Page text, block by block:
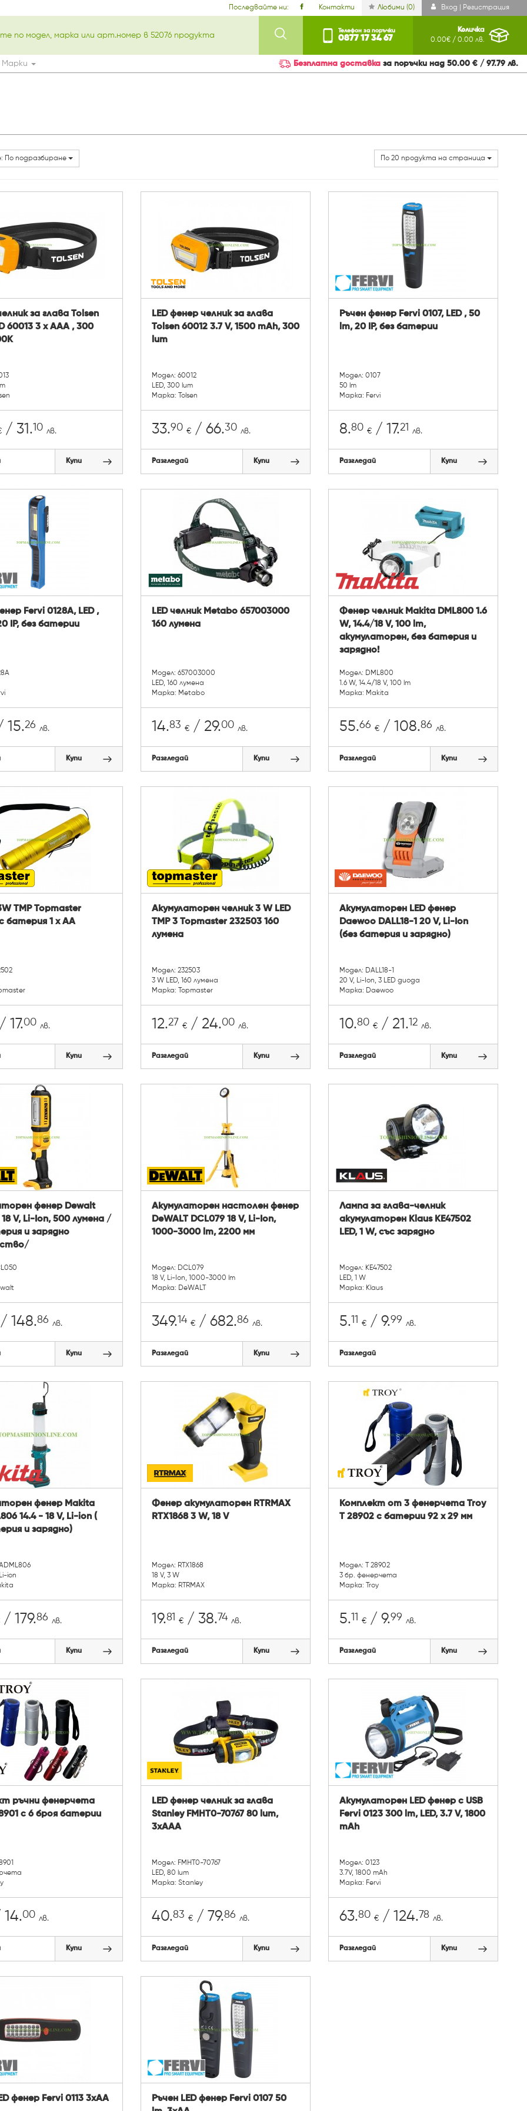
Последвайте ни: Контакти Любими (0) Вход | Регистрация
Телефон за поръчки
0877 17 34 67
Количка
0.00€ / 0.00 лв.
Марки Безплатна доставка за поръчки над 50.00 € / 97.79 лв.
По подразбиране По 20 продукта на страница
за глава Tolsen
60013 3 х AAA , 300
/ 31.10 лв.
Купи
LED фенер челник за глава
Tolsen 60012 3.7 V, 1500 mAh, 300
lum
Модел: 60012
LED, 300 lum
Марка: Tolsen
33.90 €/ 66.30 лв.
Разгледай Купи
Ръчен фенер Fervi 0107, LED , 50
lm, 20 IP, без батерии
Модел: 0107
50 lm
Марка: Fervi
8.80 € / 17.21 лв.
Разгледай Купи
Fervi 0128A, LED ,
IP, без батерии
26 лв.
Купи
LED челник Metabo 657003000
160 лумена
Модел: 657003000
LED, 160 лумена
Марка: Metabo
14.83 €/ 29.00 лв.
Разгледай Купи
Фенер челник Makita DML800 1.6
W, 14.4/18 V, 100 lm,
акумулаторен, без батерия и
зарядно!
Модел: DML800
1.6 W, 14.4/18 V, 100 lm
Марка: Makita
55.66 € / 108.86 лв.
Разгледай Купи
TMP Topmaster
батерия 1 x AA
17.00 лв.
Купи
Акумулаторен челник 3 W LED
TMP 3 Topmaster 232503 160
лумена
Модел: 232503
3 W LED, 160 лумена
Марка: Topmaster
12.27 €/ 24.00 лв.
Разгледай Купи
Акумулаторен LED фенер
Daewoo DALL18-1 20 V, Li-Ion
(без батерия и зарядно)
Модел: DALL18-1
20 V, Li-Ion, 3 LED диода
Марка: Daewoo
10.80 € / 21.12 лв.
Разгледай Купи
фенер Dewalt
18 V, Li-Ion, 500 лумена /
и зарядно
148.86 лв.
Купи
Акумулаторен настолен фенер
DeWALT DCL079 18 V, Li-Ion,
1000-3000 lm, 2200 мм
Модел: DCL079
18 V, Li-Ion, 1000-3000 lm
Марка: DeWALT
349.14 €/ 682.86 лв.
Разгледай Купи
Лампа за глава-челник
акумулаторен Klaus KE47502
LED, 1 W, със зарядно
Модел: KE47502
LED, 1 W
Марка: Klaus
5.11 € / 9.99 лв.
Разгледай
фенер Makita
14.4 - 18 V, Li-ion (
и зарядно)
ion
/ 179.86 лв.
Купи
Фенер акумулаторен RTRMAX
RTX1868 3 W, 18 V
Модел: RTX1868
18 V, 3 W
Марка: RTRMAX
19.81 €/ 38.74 лв.
Разгледай Купи
Комплект от 3 фенерчета Troy
Т 28902 с батерии 92 х 29 мм
Модел: Т 28902
3 бр. фенерчета
Марка: Troy
5.11 € / 9.99 лв.
Разгледай Купи
ръчни фенерчета
с 6 броя батерии
00 лв.
Купи
LED фенер челник за глава
Stanley FMHT0-70767 80 lum,
3xAAA
Модел: FMHT0-70767
LED, 80 lum
Марка: Stanley
40.83 €/ 79.86 лв.
Разгледай Купи
Акумулаторен LED фенер с USB
Fervi 0123 300 lm, LED, 3.7 V, 1800
mAh
Модел: 0123
3.7V, 1800 mAh
Марка: Fervi
63.80 € / 124.78 лв.
Разгледай Купи
фенер Fervi 0113 3xAA
Ръчен LED фенер Fervi 0107 50